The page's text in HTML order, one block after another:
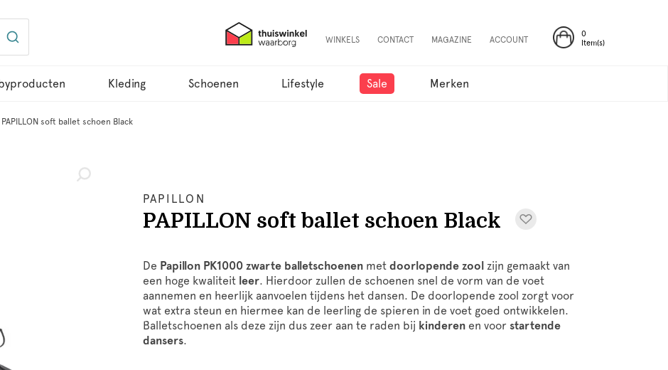
0
Item(s)
WINKELS CONTACT MAGAZINE ACCOUNT
Kleding Schoenen Lifestyle Sale Merken
PAPILLON soft ballet schoen Black
PAPILLON
PAPILLON soft ballet schoen Black
De Papillon PK1000 zwarte balletschoenen met doorlopende zool zijn gemaakt van
een hoge kwaliteit leer. Hierdoor zullen de schoenen snel de vorm van de voet
aannemen en heerlijk aanvoelen tijdens het dansen. De doorlopende zool zorgt voor
wat extra steun en hiermee kan de leerling de spieren in de voet goed ontwikkelen.
Balletschoenen als deze zijn dus zeer aan te raden bij kinderen en voor startende
dansers.